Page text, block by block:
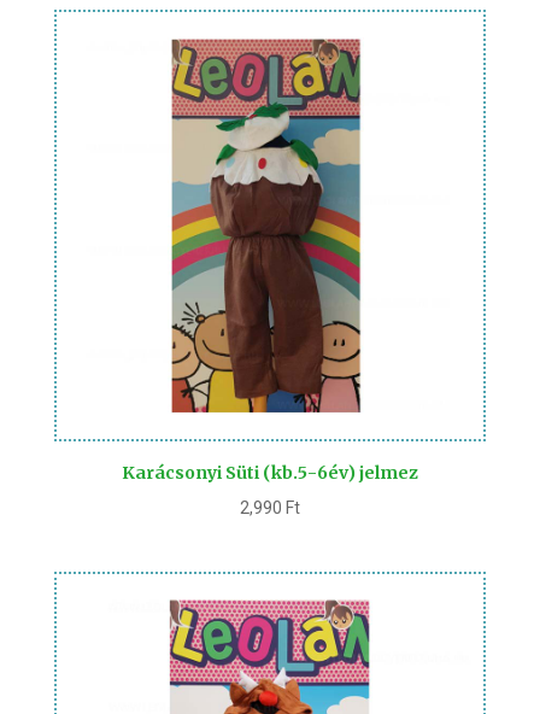
Karácsonyi Süti (kb.5-6év) jelmez
2,990 Ft